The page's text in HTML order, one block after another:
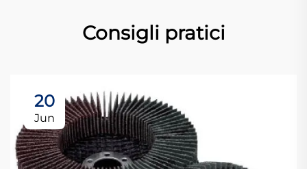
Consigli pratici
20
Jun